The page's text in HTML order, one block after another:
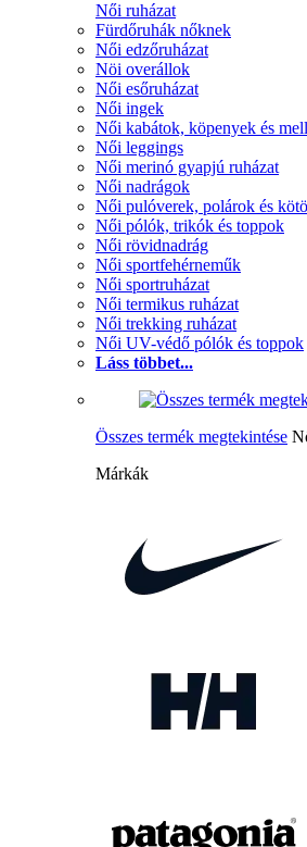
Női ruházat
Fürdőruhák nőknek
Női edzőruházat
Nöi overállok
Női esőruházat
Női ingek
Női kabátok, köpenyek és
Női leggings
Női merinó gyapjú ruházat
Női nadrágok
Női pulóverek, polárok és
Női pólók, trikók és toppok
Női rövidnadrág
Női sportfehérneműk
Női sportruházat
Női termikus ruházat
Női trekking ruházat
Női UV-védő pólók és toppok
Láss többet...
Összes termék megtekintése
Márkák